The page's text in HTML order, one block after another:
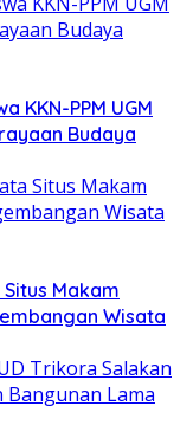
KKN-PPM UGM
Budaya
Situs Makam
Wisata